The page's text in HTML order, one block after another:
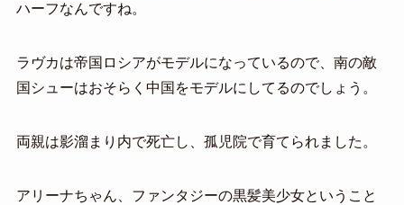
ハーフなんですね。
ラヴカは帝国ロシアがモデルになっているので、南の敵
国シューはおそらく中国をモデルにしてるのでしょう。
両親は影溜まり内で死亡し、孤児院で育てられました。
アリーナちゃん、ファンタジーの黒髪美少女ということ